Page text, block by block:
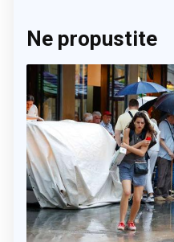
Ne propustite